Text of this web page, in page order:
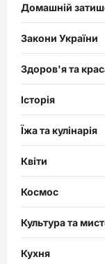
Домашній
Закони України
Здоров'я та
Історія
Їжа та кулінарія
Квіти
Космос
Культура та
Кухня